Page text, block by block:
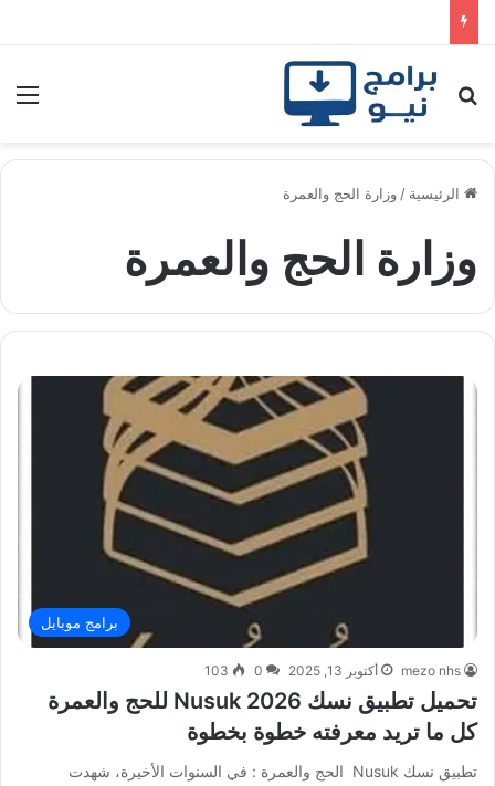
بحث عن
الرئيسية / وزارة الحج والعمرة
وزارة الحج والعمرة
برامج موبايل
mezo nhs أكتوبر 13, 2025 0
103
تحميل تطبيق نسك Nusuk 2026 للحج والعمرة
كل ما تريد معرفته خطوة بخطوة
تطبيق نسك Nusuk الحج والعمرة : في السنوات الأخيرة، شهدت